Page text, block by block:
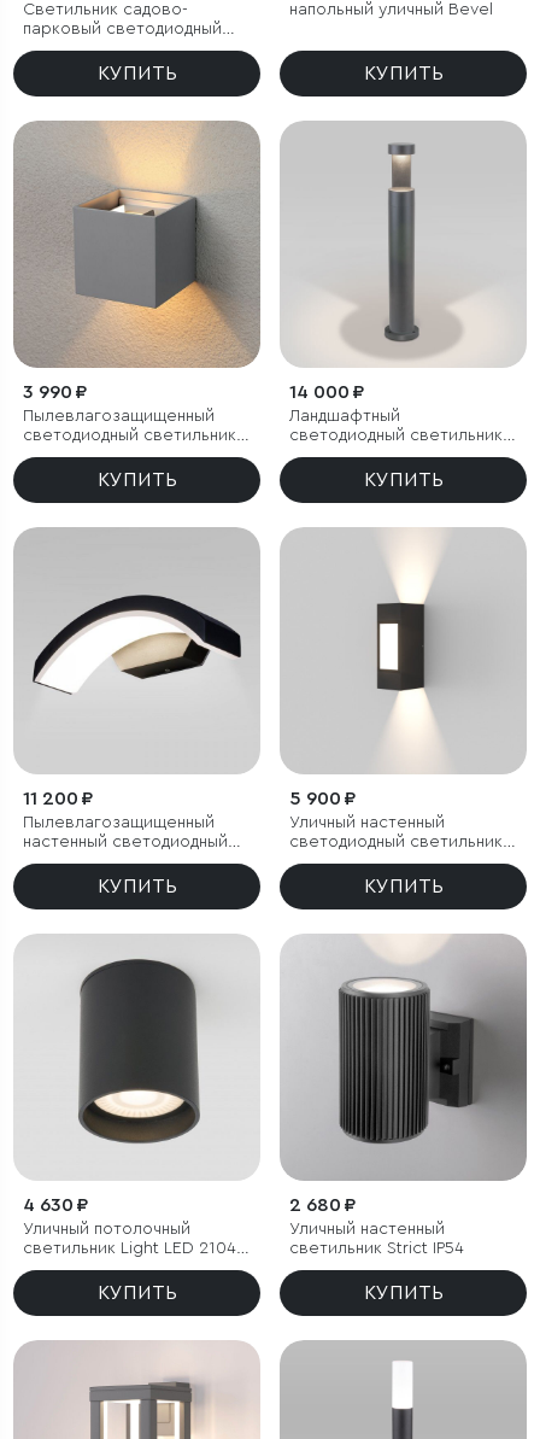
Светильник садово-
парковый светодиодный
Verano черный
КУПИТЬ
напольный уличный Bevel
КУПИТЬ
3 990 ₽
Пылевлагозащищенный
светодиодный светильник с
регулируемым углом
рассеивания Winner серый
КУПИТЬ
14 000 ₽
Ландшафтный
светодиодный светильник
Nimbus IP54
КУПИТЬ
11 200 ₽
Пылевлагозащищенный
настенный светодиодный
светильник Asteria D IP54
КУПИТЬ
5 900 ₽
Уличный настенный
светодиодный светильник
Techno LED IP54 с
регулировкой лучей
КУПИТЬ
4 630 ₽
Уличный потолочный
светильник Light LED 2104
IP54
КУПИТЬ
2 680 ₽
Уличный настенный
светильник Strict IP54
КУПИТЬ